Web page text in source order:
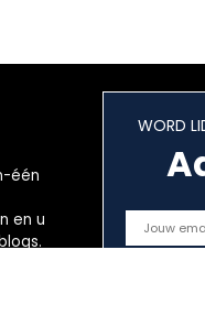
één
en u
WORD